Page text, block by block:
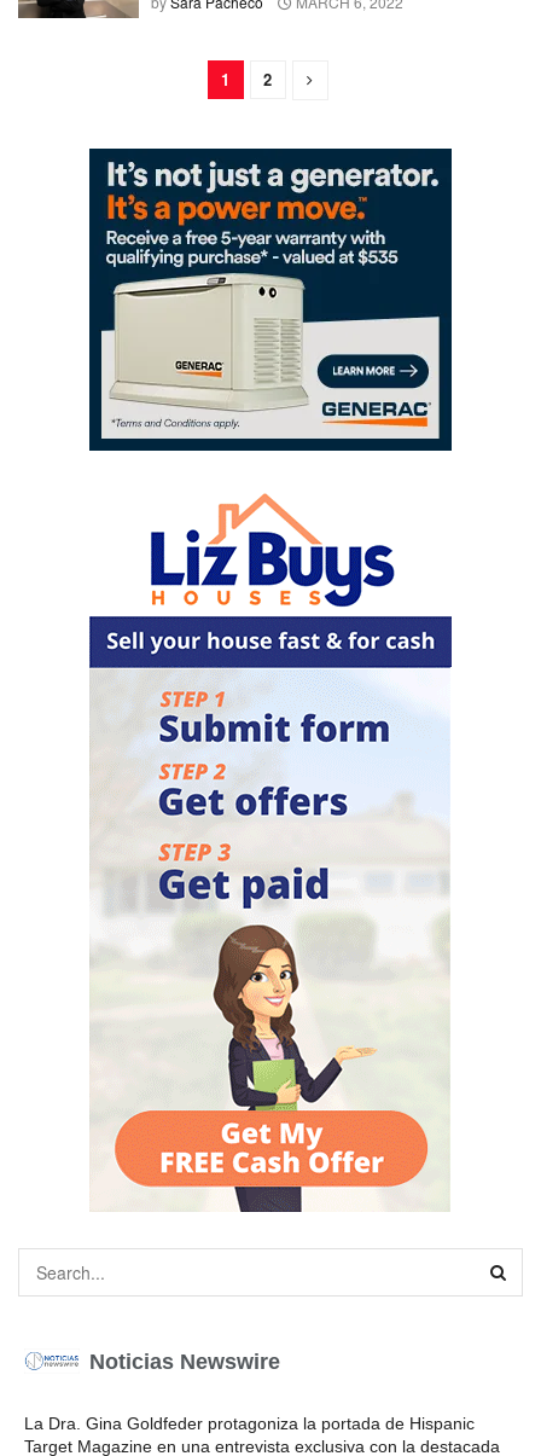
1 2
Noticias Newswire
La Dra. Gina Goldfeder protagoniza la portada de Hispanic
Target Magazine en una entrevista exclusiva con la destacada